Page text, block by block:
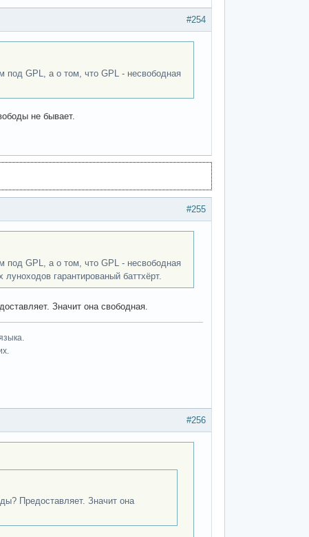
#254
под GPL, а о том, что GPL - несвободная
не бывает.
#255
под GPL, а о том, что GPL - несвободная
гарантированый баттхёрт.
Значит она свободная.
#256
Предоставляет. Значит она